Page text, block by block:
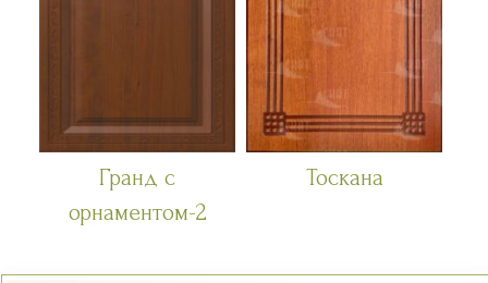
Гранд с
орнаментом-2
Тоскана